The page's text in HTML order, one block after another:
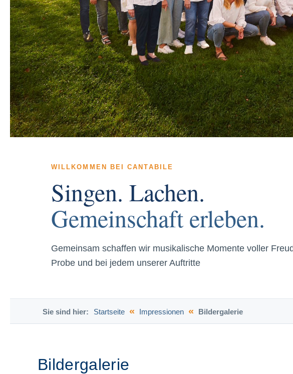
WILLKOMMEN BEI CANTABILE
Singen. Lachen.
Gemeinschaft erleben.
Gemeinsam schaffen wir musikalische Momente voller
Probe und bei jedem unserer Auftritte
Sie sind hier: Startseite « Impressionen « Bildergalerie
Bildergalerie